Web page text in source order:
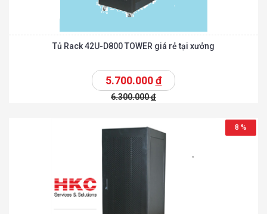
Tủ Rack 42U-D800 TOWER giá rẻ tại xưởng
5.700.000đ
6.300.000đ
8 %